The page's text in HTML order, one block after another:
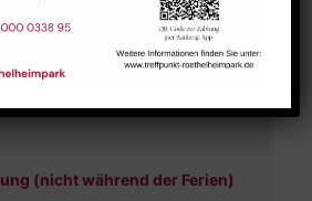
(nicht während der Ferien)